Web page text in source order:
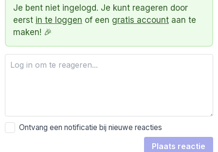
Je bent niet ingelogd. Je kunt reageren door
eerst in te loggen of een gratis account aan te
maken! 🎉
Ontvang een notificatie bij nieuwe reacties
Plaats reactie